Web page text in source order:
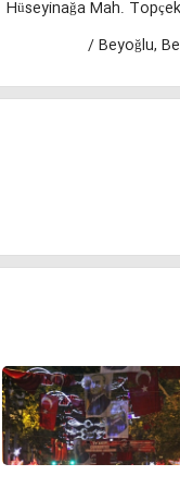
Hüseyinağa Mah.
/ Beyoğlu,